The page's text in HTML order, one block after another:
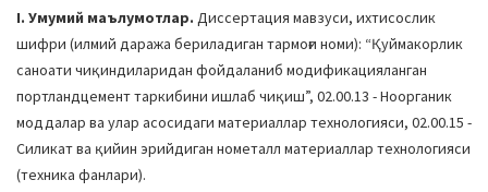
g
a
t
i
o
n
I. Умумий маълумотлар. Диссертация мавзуси, ихтисослик
шифри (илмий даража бериладиган тармоғи номи): “Қуймакорлик
саноати чиқиндиларидан фойдаланиб модификацияланган
портландцемент таркибини ишлаб чиқиш”, 02.00.13 - Ноорганик
моддалар ва улар асосидаги материаллар технологияси, 02.00.15 -
Силикат ва қийин эрийдиган нометалл материаллар технологияси
(техника фанлари).